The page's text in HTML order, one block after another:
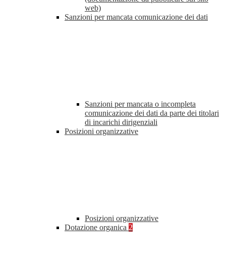
web)
Sanzioni per mancata comunicazione dei dati
Sanzioni per mancata o incompleta
comunicazione dei dati da parte dei titolari
di incarichi dirigenziali
Posizioni organizzative
Posizioni organizzative
Dotazione organica 2